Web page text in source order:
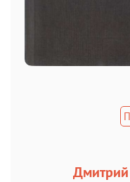
Дмитрий